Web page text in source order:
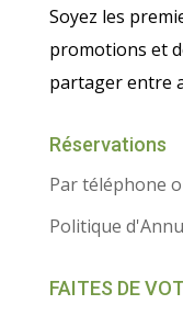
Soyez les
promotions et
partager entre
Réservations
Par téléphone
Politique
FAITES DE